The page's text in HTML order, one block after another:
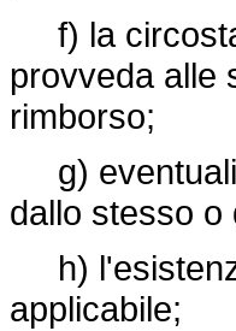
f) la
provveda alle
rimborso;
g) eventuali
dallo stesso o
h)
applicabile;